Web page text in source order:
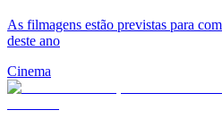
As filmagens estão previstas para
deste ano
Cinema